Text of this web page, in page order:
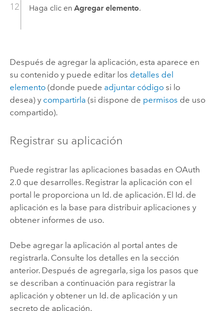
Haga clic en Agregar elemento.
Después de agregar la aplicación, esta aparece en
su contenido y puede editar los detalles del
elemento(donde puede adjuntar códigosi lo
desea) y compartirla (si dispone de permisos de uso
compartido).
Registrar su aplicación
Puede registrar las aplicaciones basadas en OAuth
2.0 que desarrolles. Registrar la aplicación con el
portal le proporciona un Id. de aplicación. El Id. de
aplicación es la base para distribuir aplicaciones y
obtener informes de uso.
Debe agregar la aplicación al portal antes de
registrarla. Consulte los detalles en la sección
anterior. Después de agregarla, siga los pasos que
se describan a continuación para registrar la
aplicación y obtener un Id. de aplicación y un
secreto de aplicación.